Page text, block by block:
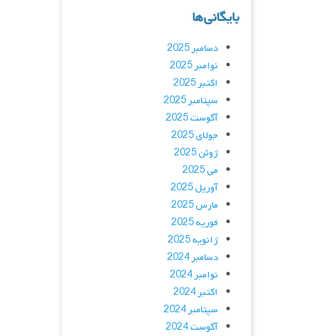
بایگانی‌ها
دسامبر 2025
نوامبر 2025
اکتبر 2025
سپتامبر 2025
آگوست 2025
جولای 2025
ژوئن 2025
می 2025
آوریل 2025
مارس 2025
فوریه 2025
ژانویه 2025
دسامبر 2024
نوامبر 2024
اکتبر 2024
سپتامبر 2024
آگوست 2024